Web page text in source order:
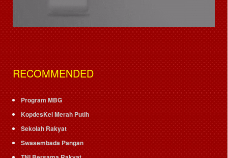
RECOMMENDED
Program MBG
KopdesKel Merah Putih
Sekolah Rakyat
Swasembada Pangan